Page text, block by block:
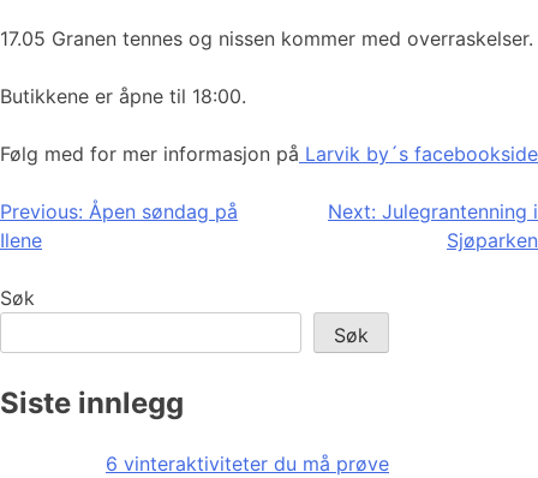
17.05 Granen tennes og nissen kommer med overraskelser.
Butikkene er åpne til 18:00.
Følg med for mer informasjon på Larvik by´s facebookside
Innleggsnavigasjon
Previous: Åpen søndag på
Ilene
Next: Julegrantenning i
Sjøparken
Søk
Søk
Siste innlegg
6 vinteraktiviteter du må prøve